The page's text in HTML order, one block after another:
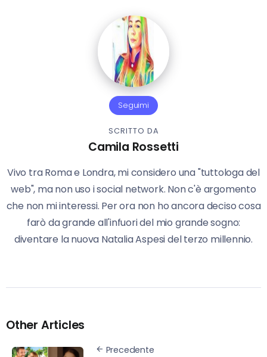
Seguimi
SCRITTO DA
Camila Rossetti
Vivo tra Roma e Londra, mi considero una "tuttologa del
web", ma non uso i social network. Non c'è argomento
che non mi interessi. Per ora non ho ancora deciso cosa
farò da grande all'infuori del mio grande sogno:
diventare la nuova Natalia Aspesi del terzo millennio.
Other Articles
Precedente